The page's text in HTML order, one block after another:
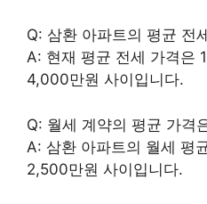
Q: 삼환 아파트의 평균 전
A: 현재 평균 전세 가격은
4,000만원 사이입니다.
Q: 월세 계약의 평균 가격
A: 삼환 아파트의 월세 평
2,500만원 사이입니다.